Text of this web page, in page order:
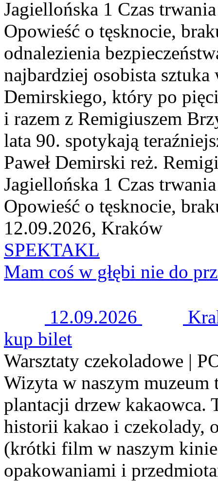
Jagiellońska 1 Czas
Opowieść o tęsknocie,
odnalezienia
najbardziej osobista sztuka
Demirskiego, który po
i razem z Remigiuszem
lata 90. spotykają
Paweł Demirski reż.
Jagiellońska 1 Czas
Opowieść o tęsknocie,
12.09.2026, Kraków
SPEKTAKL
Mam coś w głębi nie do
12.09.2026
kup bilet
Warsztaty czekoladowe |
Wizyta w naszym
plantacji drzew kakaowca.
historii kakao i czekolady,
(krótki film w naszym
opakowaniami i